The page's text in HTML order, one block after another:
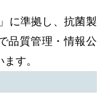
に準拠し、抗菌製
品質管理・情報公
す。